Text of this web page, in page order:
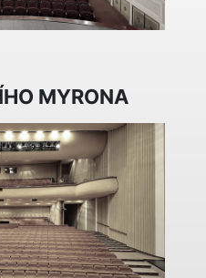
MYRONA